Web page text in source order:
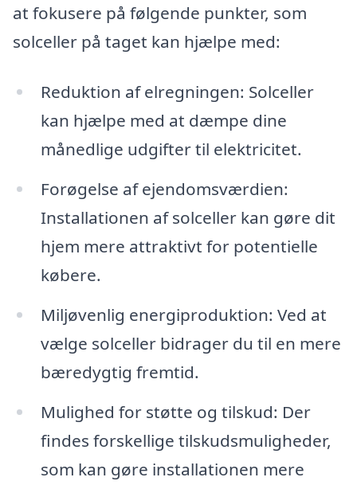
at fokusere på følgende punkter, som
solceller på taget kan hjælpe med:
Reduktion af elregningen: Solceller
kan hjælpe med at dæmpe dine
månedlige udgifter til elektricitet.
Forøgelse af ejendomsværdien:
Installationen af solceller kan gøre dit
hjem mere attraktivt for potentielle
købere.
Miljøvenlig energiproduktion: Ved at
vælge solceller bidrager du til en mere
bæredygtig fremtid.
Mulighed for støtte og tilskud: Der
findes forskellige tilskudsmuligheder,
som kan gøre installationen mere